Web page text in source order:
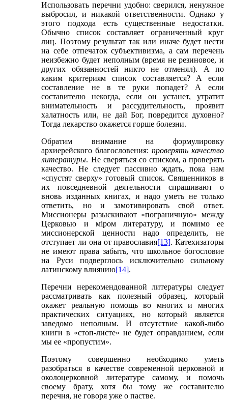
Использовать перечни удобно: сверился, ненужное
выбросил, и никакой ответственности. Однако у
этого подхода есть существенные недостатки.
Обычно список составляет ограниченный круг
лиц. Поэтому результат так или иначе будет нести
на себе отпечаток субъективизма, а сам перечень
неизбежно будет неполным (время не резиновое, и
других обязанностей никто не отменял). А по
каким критериям список составляется? А если
составление не в те руки попадет? А если
составителю некогда, если он устанет, утратит
внимательность и рассудительность, проявит
халатность или, не дай Бог, повредится духовно?
Тогда лекарство окажется горше болезни.
Обратим внимание на формулировку
архиерейского благословения:проверять качество
литературы. Не сверяться со списком, а проверять
качество. Не следует пассивно ждать, пока нам
«спустят сверху» готовый список. Священников в
их повседневной деятельности спрашивают о
вновь изданных книгах, и надо уметь не только
ответить, но и замотивировать свой ответ.
Миссионеры разыскивают «пограничную» между
Церковью и мiром литературу, и помимо ее
миссионерской ценности надо определить, не
отступает ли она от православия[13]. Катехизаторы
не имеют права забыть, что школьное богословие
на Руси подверглось исключительно сильному
латинскому влиянию[14].
Перечни нерекомендованной литературы следует
рассматривать как полезный образец, который
окажет реальную помощь во многих и многих
практических ситуациях, но который является
заведомо неполным. И отсутствие какой-либо
книги в «стоп-листе» не будет оправданием, если
мы ее «пропустим».
Поэтому совершенно необходимо уметь
разобраться в качестве современной церковной и
околоцерковной литературе самому, и помочь
своему брату, хотя бы тому же составителю
перечня, не говоря уже о пастве.